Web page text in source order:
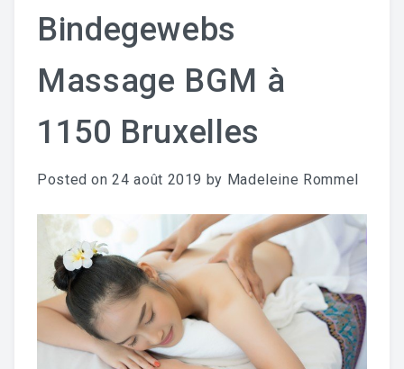
Bindegewebs
Massage BGM à
1150 Bruxelles
Posted on24 août 2019 by Madeleine Rommel